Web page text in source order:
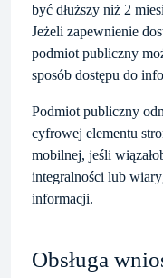
być dłuższy niż 2
Jeżeli zapewnienie
podmiot publiczny
sposób dostępu do
Podmiot publiczny
cyfrowej elementu
mobilnej, jeśli
integralności lub
informacji.
Obsługa